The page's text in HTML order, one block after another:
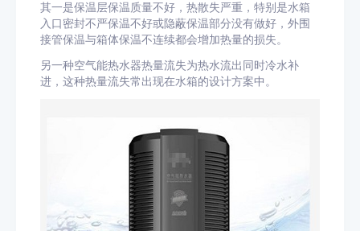
其一是保温层保温质量不好，热散失严重，特别是水箱
入口密封不严保温不好或隐蔽保温部分没有做好，外围
接管保温与箱体保温不连续都会增加热量的损失。
另一种空气能热水器热量流失为热水流出同时冷水补
进，这种热量流失常出现在水箱的设计方案中。